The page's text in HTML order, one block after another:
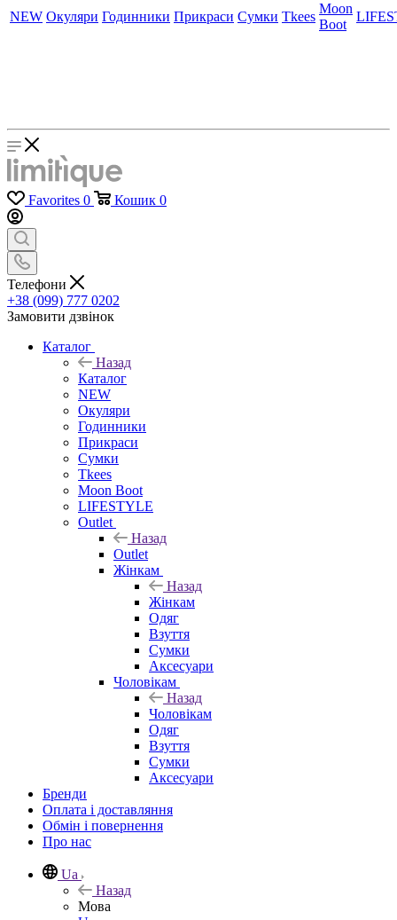
NEW Окуляри Годинники Прикраси Сумки Tkees
Moon
Boot
Favorites 0 Кошик 0
Телефони
+38 (099) 777 0202
Замовити дзвінок
Каталог
Назад
Каталог
NEW
Окуляри
Годинники
Прикраси
Сумки
Tkees
Moon Boot
LIFESTYLE
Outlet
Назад
Outlet
Жінкам
Назад
Жінкам
Одяг
Взуття
Сумки
Аксесуари
Чоловікам
Назад
Чоловікам
Одяг
Взуття
Сумки
Аксесуари
Бренди
Оплата і доставляння
Обмін і повернення
Про нас
Ua
Назад
Мова